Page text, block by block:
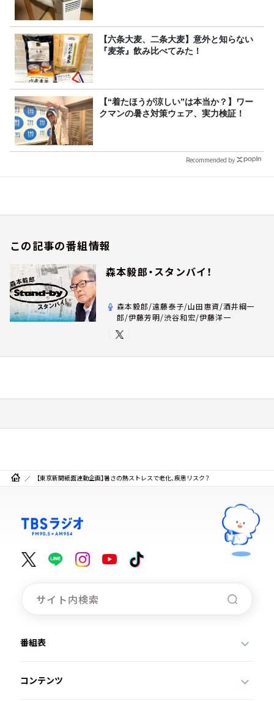
【六条大麦、二条大麦】意外と知らない
『麦茶』飲み比べてみた！
【“着たほうが涼しい”は本当か？】ワー
クマンの暑さ対策ウェア、実力検証！
Recommended by
この記事の番組情報
森本毅郎・スタンバイ！
森本毅郎/遠藤泰子/山田惠資/酒井綱一
郎/伊藤芳明/渋谷和宏/伊藤洋一
【東京新聞紙面連動企画】暑さの熱ストレスで老化、疾患リスク？
番組表
コンテンツ